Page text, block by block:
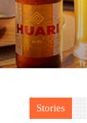
Stories